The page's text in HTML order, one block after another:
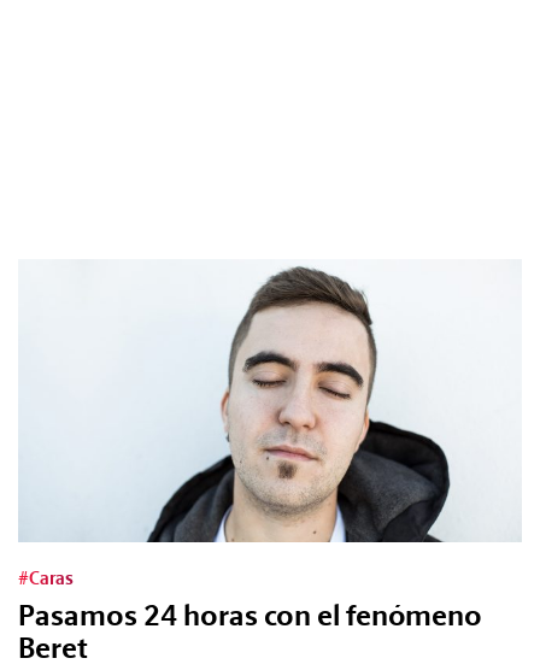
#Caras
Pasamos 24 horas con el fenómeno
Beret